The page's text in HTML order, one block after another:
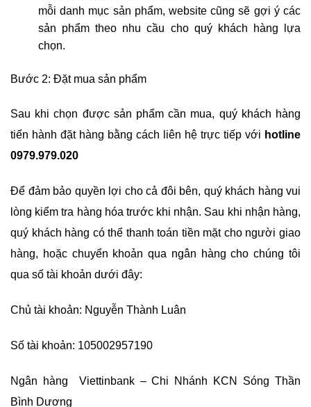
mỗi danh mục sản phẩm, website cũng sẽ gợi ý các
sản phẩm theo nhu cầu cho quý khách hàng lựa
chọn.
Bước 2: Đặt mua sản phẩm
Sau khi chọn được sản phẩm cần mua, quý khách hàng
tiến hành đặt hàng bằng cách liên hệ trực tiếp với hotline
0979.979.020
Để đảm bảo quyền lợi cho cả đôi bên, quý khách hàng vui
lòng kiểm tra hàng hóa trước khi nhận. Sau khi nhận hàng,
quý khách hàng có thể thanh toán tiền mặt cho người giao
hàng, hoặc chuyển khoản qua ngân hàng cho chúng tôi
qua số tài khoản dưới đây:
Chủ tài khoản: Nguyễn Thành Luân
Số tài khoản: 105002957190
Ngân hàng Viettinbank – Chi Nhánh KCN Sóng Thần
Bình Dương